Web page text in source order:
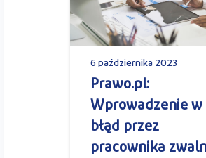
6 października 2023
Prawo.pl:
Wprowadzenie w
błąd przez
pracownika